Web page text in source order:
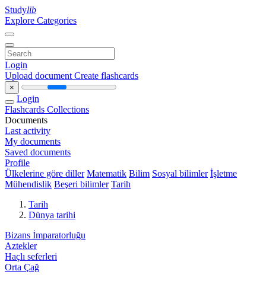
Studylib
Explore Categories
Login
Upload document Create flashcards
×
Login
Flashcards Collections
Documents
Last activity
My documents
Saved documents
Profile
Ülkelerine göre diller Matematik Bilim Sosyal bilimler İşletme
Mühendislik Beşeri bilimler Tarih
Tarih
Dünya tarihi
Bizans İmparatorluğu
Aztekler
Haçlı seferleri
Orta Çağ